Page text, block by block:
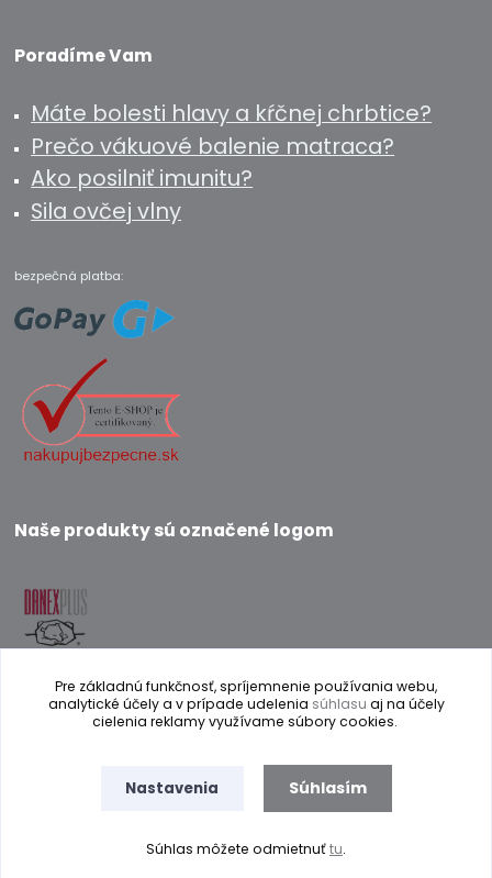
Poradíme Vam
Máte bolesti hlavy a kŕčnej chrbtice?
Prečo vákuové balenie matraca?
Ako posilniť imunitu?
Sila ovčej vlny
bezpečná platba:
Naše produkty sú označené logom
Prevádzkovateľ internetového obchodu si vyhradzuje právo na zmenu
textu a obrázkov bez predchádzajúceho upozornenia. Obrázky môžu byť
Pre základnú funkčnosť, spríjemnenie používania webu,
analytické účely a v prípade udelenia súhlasu aj na účely
cielenia reklamy využívame súbory cookies.
Nastavenia Súhlasím
Súhlas môžete odmietnuťtu.